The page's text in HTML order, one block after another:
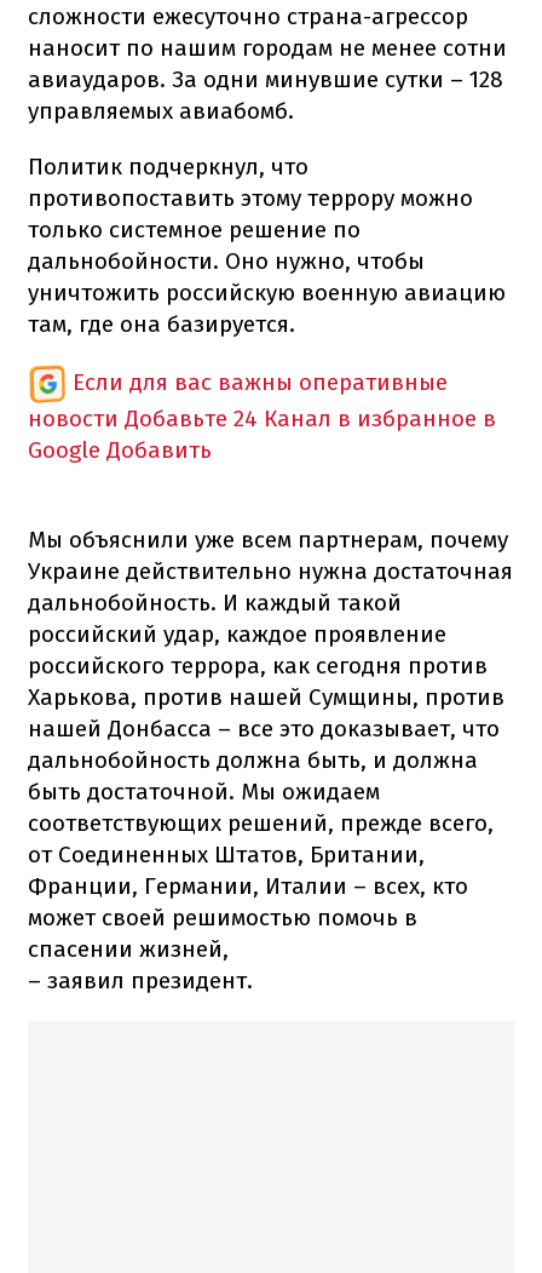
сложности ежесуточно страна-агрессор
наносит по нашим городам не менее сотни
авиаударов. За одни минувшие сутки – 128
управляемых авиабомб.
Политик подчеркнул, что
противопоставить этому террору можно
только системное решение по
дальнобойности. Оно нужно, чтобы
уничтожить российскую военную авиацию
там, где она базируется.
Если для вас важны оперативные
новости Добавьте 24 Канал в избранное в
Google Добавить
Мы объяснили уже всем партнерам, почему
Украине действительно нужна достаточная
дальнобойность. И каждый такой
российский удар, каждое проявление
российского террора, как сегодня против
Харькова, против нашей Сумщины, против
нашей Донбасса – все это доказывает, что
дальнобойность должна быть, и должна
быть достаточной. Мы ожидаем
соответствующих решений, прежде всего,
от Соединенных Штатов, Британии,
Франции, Германии, Италии – всех, кто
может своей решимостью помочь в
спасении жизней,
– заявил президент.